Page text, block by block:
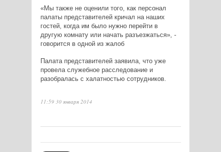
«Мы также не оценили того, как персонал
палаты представителей кричал на наших
гостей, когда им было нужно перейти в
другую комнату или начать разъезжаться», -
говорится в одной из жалоб
Палата представителей заявила, что уже
провела служебное расследование и
разобралась с халатностью сотрудников.
11:59 30 января 2014